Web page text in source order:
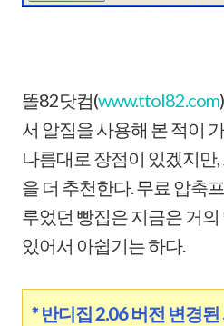
똘82닷컴(www.ttol82.com
서 알집을 사용해 본 적이
나름대로 장점이 있겠지만
을 더 추천한다. 무료 압축
루었던 빵집은 지금은 거
있어서 아쉽기는 하다.
* 반디집 2.06 버전 변경된